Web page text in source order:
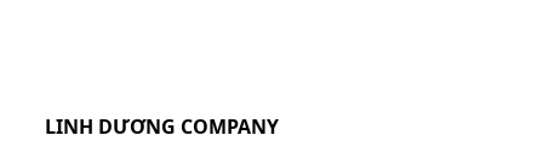
LINH DƯƠNG COMPANY